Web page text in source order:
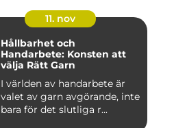
11. nov
Hållbarhet och
Handarbete: Konsten att
välja Rätt Garn
I världen av handarbete är
valet av garn avgörande, inte
bara för det slutliga r...